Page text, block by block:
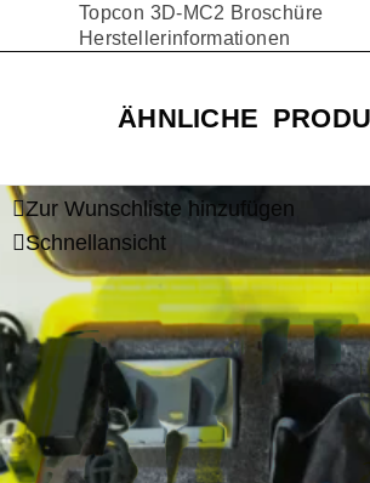
Topcon 3D-MC2 Broschüre
Herstellerinformationen
ÄHNLICHE
Zur Wunschliste hinzufügen
Schnellansicht